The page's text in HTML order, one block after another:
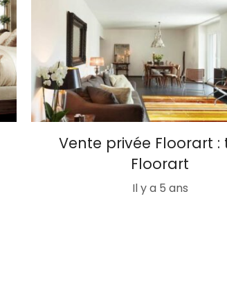
Vente privée Floorart :
Floorart
Il y a 5 ans